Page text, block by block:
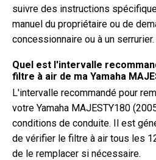
suivre des instructions
manuel du propriétaire ou de
concessionnaire ou à un serrurier.
Quel est l'intervalle
filtre à air de ma Yamaha
L'intervalle recommandé pour
votre Yamaha MAJESTY180
conditions de conduite. Il est
de vérifier le filtre à air tous les
de le remplacer si nécessaire.